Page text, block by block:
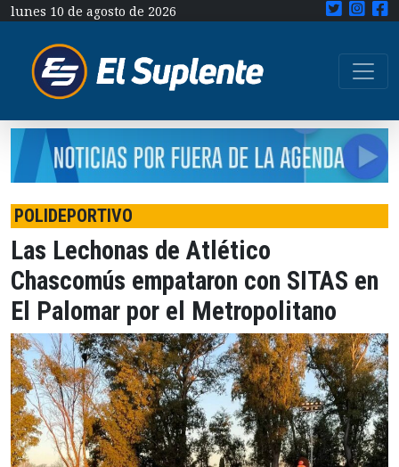
lunes 10 de agosto de 2026
POLIDEPORTIVO
Las Lechonas de Atlético
Chascomús empataron con SITAS en
El Palomar por el Metropolitano